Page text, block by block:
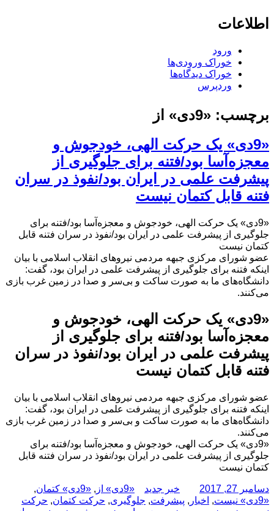
اطلاعات
ورود
خوراک ورودی‌ها
خوراک دیدگاه‌ها
وردپرس
برچسب: «9دی» از
«9دی» یک حرکت الهی، خودجوش و
معجزه‌آسا بود/فتنه برای جلوگیری از
پیشرفت علمی در ایران بود/نفوذ در سران
فتنه قابل کتمان نیست
«9دی» یک حرکت الهی، خودجوش و معجزه‌آسا بود/فتنه برای
جلوگیری از پیشرفت علمی در ایران بود/نفوذ در سران فتنه قابل
کتمان نیست
عضو شورای مرکزی جبهه مردمی نیروهای انقلاب اسلامی با بیان
اینکه فتنه برای جلوگیری از پیشرفت علمی در ایران بود، گفت:
دانشگاه‌های ما به صورت ساکت و بی‌سر و صدا در زمین غرب بازی
می‌کنند.
«9دی» یک حرکت الهی، خودجوش و
معجزه‌آسا بود/فتنه برای جلوگیری از
پیشرفت علمی در ایران بود/نفوذ در سران
فتنه قابل کتمان نیست
عضو شورای مرکزی جبهه مردمی نیروهای انقلاب اسلامی با بیان
اینکه فتنه برای جلوگیری از پیشرفت علمی در ایران بود، گفت:
دانشگاه‌های ما به صورت ساکت و بی‌سر و صدا در زمین غرب بازی
می‌کنند.
«9دی» یک حرکت الهی، خودجوش و معجزه‌آسا بود/فتنه برای
جلوگیری از پیشرفت علمی در ایران بود/نفوذ در سران فتنه قابل
کتمان نیست
ارسال
شده
دسامبر 27, 2017 نویسنده
دسته‌ها
خبر جدید برچسب‌ها
«9دی» از , «9دی» کتمان
,
«9دی» نیست
, اخبار , پیشرفت, جلوگیری, حرکت کتمان, حرکت